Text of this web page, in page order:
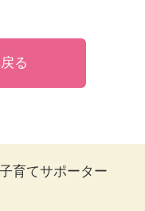
る
育てサポーター